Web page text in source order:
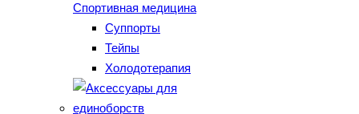
Спортивная медицина
Суппорты
Тейпы
Холодотерапия